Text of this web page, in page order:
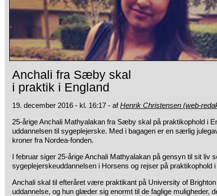
Anchali fra Sæby skal
i praktik i England
19. december 2016 - kl. 16:17 - afHenrik Christensen (web-
25-årige Anchali Mathyalakan fra Sæby skal på praktikophold i
uddannelsen til sygeplejerske. Med i bagagen er en særlig
kroner fra Nordea-fonden.
I februar siger 25-årige Anchali Mathyalakan på gensyn til sit liv
sygeplejerskeuddannelsen i Horsens og rejser på praktikophold
Anchali skal til efteråret være praktikant på University of
uddannelse, og hun glæder sig enormt til de faglige muligheder,